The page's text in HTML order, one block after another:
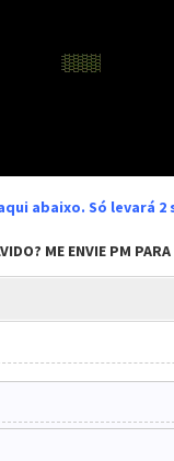
abaixo. Só levará
ME ENVIE PM